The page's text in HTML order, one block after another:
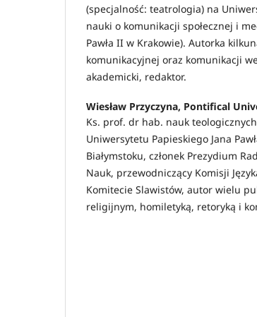
(specjalność: teatrologia) na
nauki o komunikacji społecznej i
Pawła II w Krakowie). Autorka
komunikacyjnej oraz komunikacji
akademicki, redaktor.
Wiesław Przyczyna, Pontifical
Ks. prof. dr hab. nauk
Uniwersytetu Papieskiego Jana
Białymstoku, członek Prezydium
Nauk, przewodniczący Komisji
Komitecie Slawistów, autor wielu
religijnym, homiletyką, retoryką i